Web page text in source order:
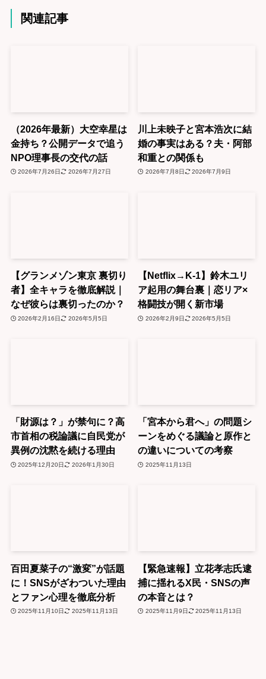
関連記事
（2026年最新）大空幸星は
金持ち？公開データで追う
NPO理事長の交代の話
2026年7月26日 2026年7月27日
川上未映子と宮本浩次に結
婚の事実はある？夫・阿部
和重との関係も
2026年7月8日 2026年7月9日
【グランメゾン東京 裏切り
者】全キャラを徹底解説｜
なぜ彼らは裏切ったのか？
2026年2月16日 2026年5月5日
【Netflix→K-1】鈴木ユリ
ア起用の舞台裏｜恋リア×
格闘技が開く新市場
2026年2月9日 2026年5月5日
「財源は？」が禁句に？高
市首相の税論議に自民党が
異例の沈黙を続ける理由
2025年12月20日 2026年1月30日
「宮本から君へ」の問題シ
ーンをめぐる議論と原作と
の違いについての考察
2025年11月13日
百田夏菜子の“激変”が話題
に！SNSがざわついた理由
とファン心理を徹底分析
2025年11月10日 2025年11月13日
【緊急速報】立花孝志氏逮
捕に揺れるX民・SNSの声
の本音とは？
2025年11月9日 2025年11月13日